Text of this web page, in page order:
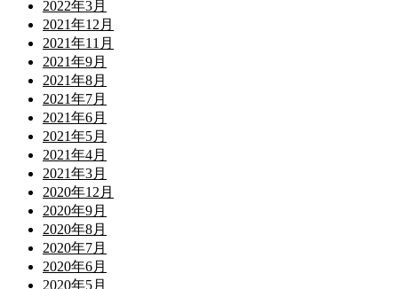
2022年3月
2021年12月
2021年11月
2021年9月
2021年8月
2021年7月
2021年6月
2021年5月
2021年4月
2021年3月
2020年12月
2020年9月
2020年8月
2020年7月
2020年6月
2020年5月